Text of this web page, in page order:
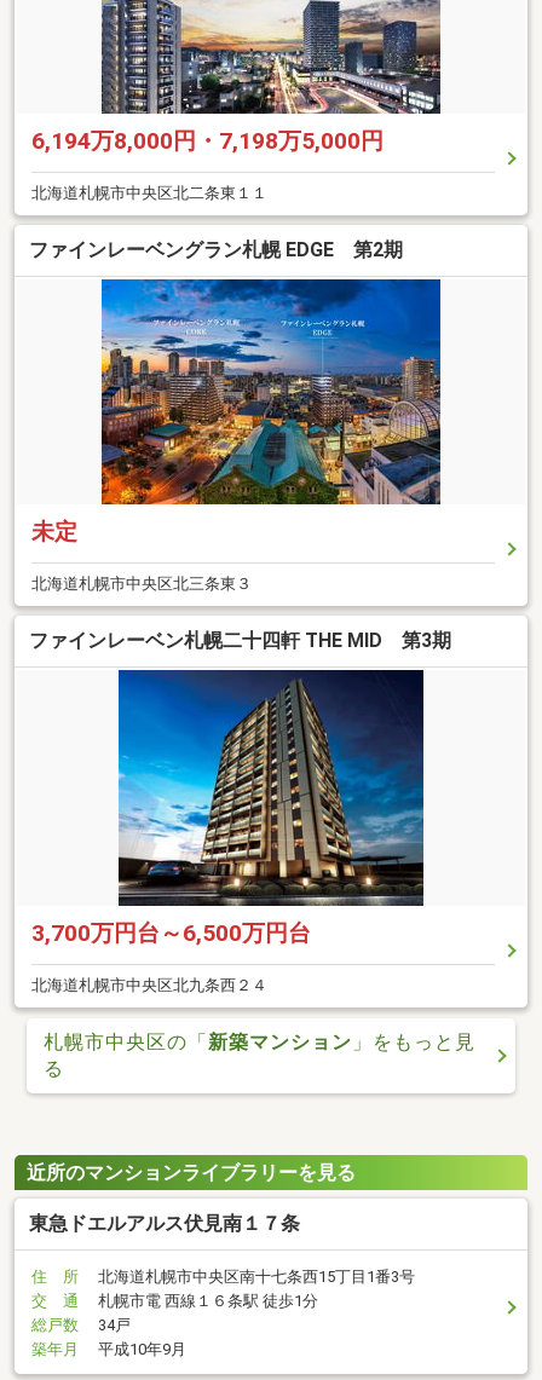
6,194万8,000円・7,198万5,000円
北海道札幌市中央区北二条東１１
ファインレーベングラン札幌 EDGE 第2期
未定
北海道札幌市中央区北三条東３
ファインレーベン札幌二十四軒 THE MID 第3期
3,700万円台～6,500万円台
北海道札幌市中央区北九条西２４
札幌市中央区の「新築マンション 」をもっと見
る
近所のマンションライブラリーを見る
東急ドエルアルス伏見南１７条
住 所
北海道札幌市中央区南十七条西15丁目1番3号
交 通
札幌市電 西線１６条駅 徒歩1分
総戸数
34戸
築年月
平成10年9月